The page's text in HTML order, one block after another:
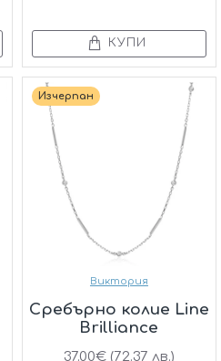
КУПИ
Изчерпан
Виктория
Сребърно колие Line
Brilliance
37.00€ (72.37 лв.)